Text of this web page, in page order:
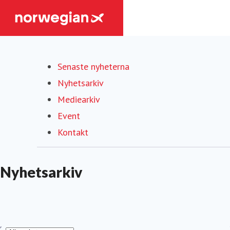
Senaste nyheterna
Nyhetsarkiv
Mediearkiv
Event
Kontakt
Nyhetsarkiv